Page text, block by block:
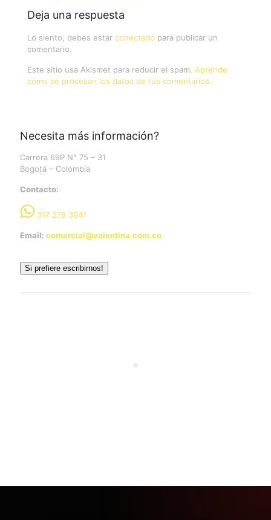
Deja una respuesta
Lo siento, debes estar conectado para publicar un
comentario.
Este sitio usa Akismet para reducir el spam. Aprende
cómo se procesan los datos de tus comentarios.
Necesita más información?
Carrera 69P N° 75 – 31
Bogotá – Colombia
Contacto:
317 278 3941
Email: comercial@valentina.com.co